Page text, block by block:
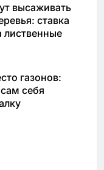
высаживать
ставка
лиственные
газонов:
себя